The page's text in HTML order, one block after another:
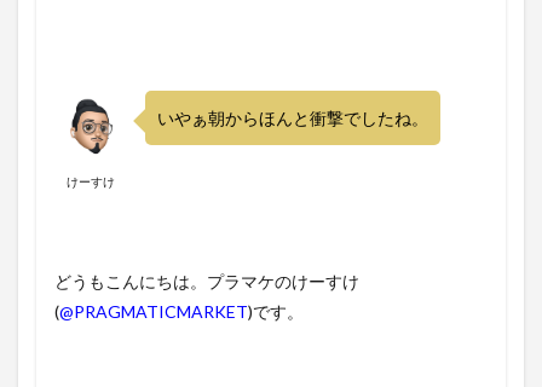
けーすけ
いやぁ朝からほんと衝撃でしたね。
どうもこんにちは。プラマケのけーすけ
(@PRAGMATICMARKET)です。